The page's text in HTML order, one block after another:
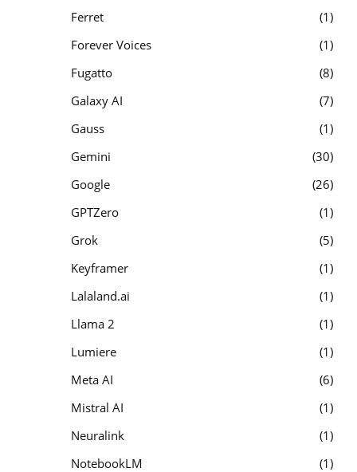
Ferret
1
Forever Voices
1
Fugatto
8
Galaxy AI
7
Gauss
1
Gemini
30
Google
26
GPTZero
1
Grok
5
Keyframer
1
Lalaland.ai
1
Llama 2
1
Lumiere
1
Meta AI
6
Mistral AI
1
Neuralink
1
NotebookLM
1